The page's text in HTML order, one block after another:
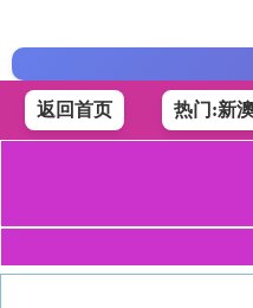
返回首页 热门:新